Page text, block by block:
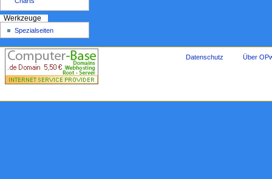
Werkzeuge
Spezialseiten
Datenschutz Über